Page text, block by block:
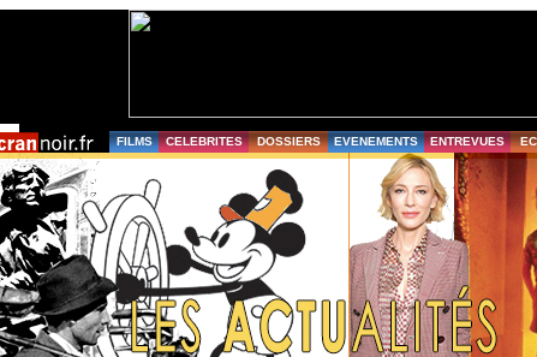
FILMS CELEBRITES DOSSIERS EVENEMENTS ENTREVUES